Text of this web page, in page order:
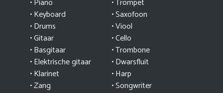
•Keyboard
•Drums
•Gitaar
•Basgitaar
•Elektrische gitaar
•Klarinet
•Zang
•Saxofoon
•Viool
•Cello
•Trombone
•Dwarsfluit
•Harp
•Songwriter